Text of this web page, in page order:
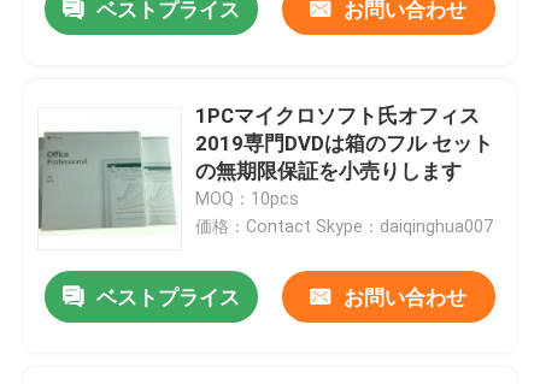
品質管理
私達に連絡しなさい
ニュース
ベストプライス お問い合わせ
1PCマイクロソフト氏オフィス
2019専門DVDは箱のフル セット
の無期限保証を小売りします
MOQ：10pcs
価格：Contact Skype：daiqinghua007
ベストプライス お問い合わせ